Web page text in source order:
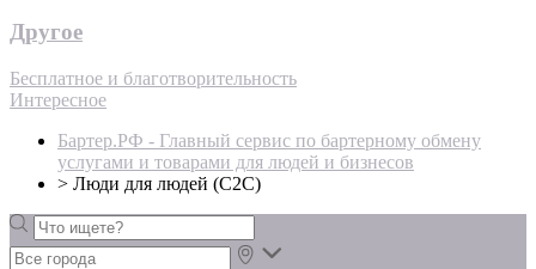
Другое
Бесплатное и благотворительность
Интересное
Бартер.РФ - Главный сервис по бартерному обмену
услугами и товарами для людей и бизнесов
> Люди для людей (С2С)